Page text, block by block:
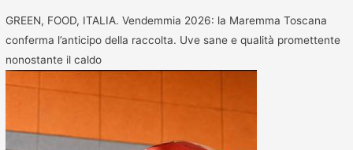
GREEN, FOOD, ITALIA. Vendemmia 2026: la Maremma Toscana
conferma l’anticipo della raccolta. Uve sane e qualità promettente
nonostante il caldo